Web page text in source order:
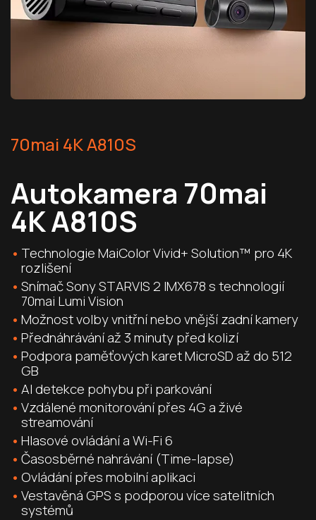
70mai 4K A810S
Autokamera 70mai
4K A810S
Technologie MaiColor Vivid+ Solution™ pro 4K
rozlišení
Snímač Sony STARVIS 2 IMX678 s technologií
70mai Lumi Vision
Možnost volby vnitřní nebo vnější zadní kamery
Přednáhrávání až 3 minuty před kolizí
Podpora paměťových karet MicroSD až do 512
GB
AI detekce pohybu při parkování
Vzdálené monitorování přes 4G a živé
streamování
Hlasové ovládání a Wi-Fi 6
Časosběrné nahrávání (Time-lapse)
Ovládání přes mobilní aplikaci
Vestavěná GPS s podporou více satelitních
systémů